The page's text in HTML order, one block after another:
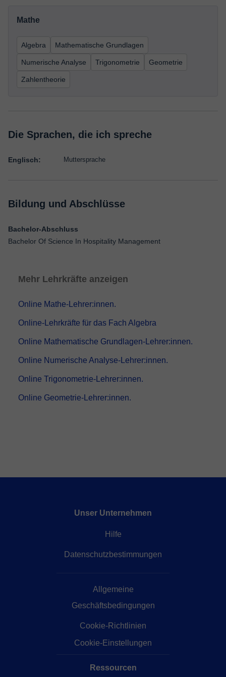
Mathe
Algebra Mathematische Grundlagen
Numerische Analyse Trigonometrie Geometrie
Zahlentheorie
Die Sprachen, die ich spreche
Englisch: Muttersprache
Bildung und Abschlüsse
Bachelor-Abschluss
Bachelor Of Science In Hospitality Management
Mehr Lehrkräfte anzeigen
Online Mathe-Lehrer:innen.
Online-Lehrkräfte für das Fach Algebra
Online Mathematische Grundlagen-Lehrer:innen.
Online Numerische Analyse-Lehrer:innen.
Online Trigonometrie-Lehrer:innen.
Online Geometrie-Lehrer:innen.
Unser Unternehmen
Hilfe
Datenschutzbestimmungen
Allgemeine
Geschäftsbedingungen
Cookie-Richtlinien
Cookie-Einstellungen
Ressourcen